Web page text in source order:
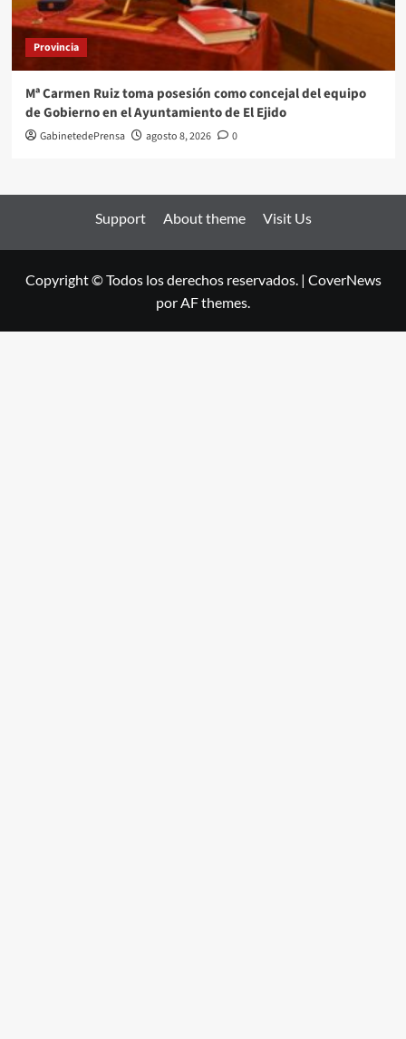
Provincia
Mª Carmen Ruiz toma posesión como concejal del equipo
de Gobierno en el Ayuntamiento de El Ejido
GabinetedePrensa agosto 8, 2026 0
Support About theme Visit Us
Copyright © Todos los derechos reservados. | CoverNews
por AF themes.